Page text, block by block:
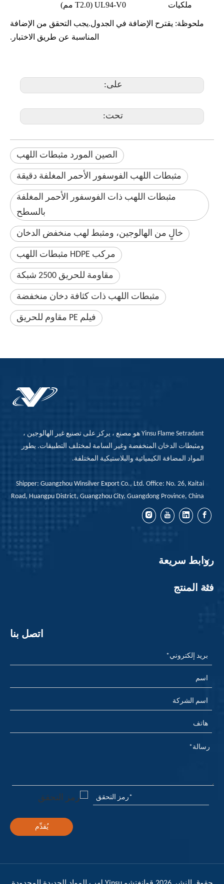
ملكيات
UL94-V0 (T2.0 مم)
ملحوظة: يقترح الإضافة في الجدول.يجب التحقق من الإضافة
المناسبة عن طريق الاختبار.
على:
تحت:
الصين المورد مثبطات اللهب
مثبطات اللهب الفوسفور الأحمر المغلفة دقيقة
مثبطات اللهب ذات الفوسفور الأحمر المغلفة
بالسطح
خالٍ من الهالوجين، ومثبط لهب منخفض الدخان
مركب HDPE مثبطات اللهب
مقاومة للحريق 2500 شبكة
مثبطات اللهب ذات كثافة دخان منخفضة
فيلم PE مقاوم للحريق
Yinsu Flame Setradant هو مصنع ، يركز على تصنيع غير الهالوجين ،
ومثبطات الدخان المنخفضة وغير السامة لمختلف التطبيقات. يطور
المواد المضافة الكيميائية والبلاستيكية المختلفة.
Shipper: Guangzhou Winsilver Export Co., Ltd. Office: No. 26, Kaitai
Road, Huangpu District, Guangzhou City, Guangdong Province, China
روابط سريعة
فئة المنتج
اتصل بنا
يُقدِّم